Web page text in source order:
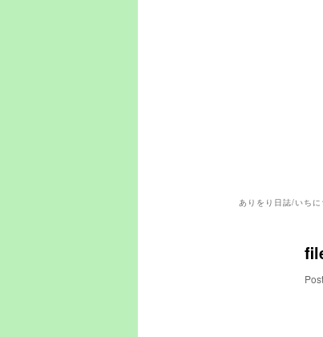
ありをり日誌/いち